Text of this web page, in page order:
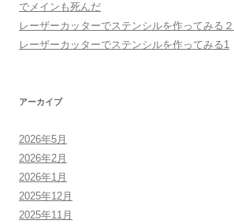
でメインも死んだ
レーザーカッターでステンシルを作ってみる２
レーザーカッターでステンシルを作ってみる1
アーカイブ
2026年5月
2026年2月
2026年1月
2025年12月
2025年11月